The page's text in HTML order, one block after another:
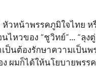
วหน้าพรรคภูมิใจไทย ห
ไหวของ “ชูวิทย์”… “ลุง
ป็นต้องรักษาความเป็นพ
ผมก็ได้ให้นโยบายพรร